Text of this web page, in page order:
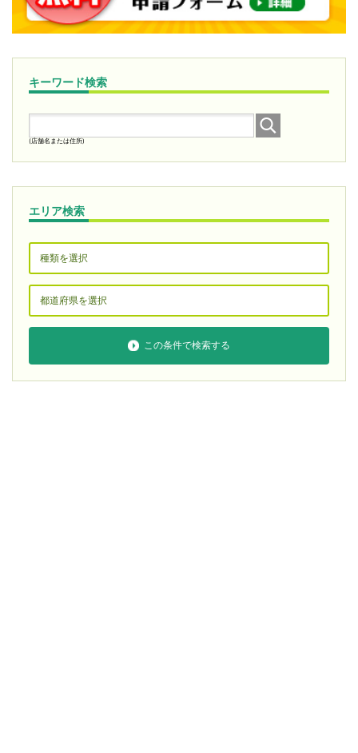
キーワード検索
(店舗名または住所)
エリア検索
この条件で検索する